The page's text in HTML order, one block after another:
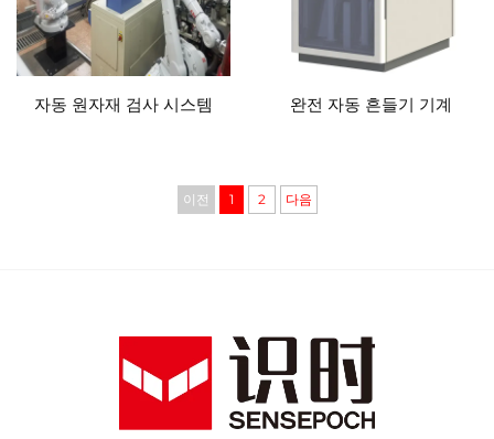
자동 원자재 검사 시스템 완전 자동 흔들기 기계
이전 1 2 다음